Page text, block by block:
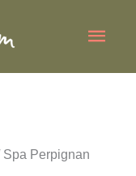
Spa Perpignan